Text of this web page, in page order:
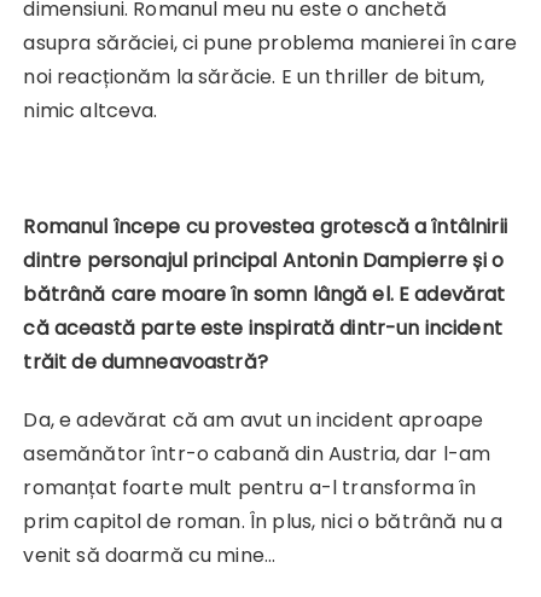
dimensiuni. Romanul meu nu este o anchetă
asupra sărăciei, ci pune problema manierei în care
noi reacționăm la sărăcie. E un thriller de bitum,
nimic altceva.
Romanul începe cu provestea grotescă a întâlnirii
dintre personajul principal Antonin Dampierre și o
bătrână care moare în somn lângă el. E adevărat
că această parte este inspirată dintr-un incident
trăit de dumneavoastră?
Da, e adevărat că am avut un incident aproape
asemănător într-o cabană din Austria, dar l-am
romanțat foarte mult pentru a-l transforma în
prim capitol de roman. În plus, nici o bătrână nu a
venit să doarmă cu mine…